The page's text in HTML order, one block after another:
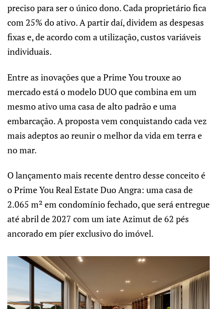
preciso para ser o único dono. Cada proprietário fica
com 25% do ativo. A partir daí, dividem as despesas
fixas e, de acordo com a utilização, custos variáveis
individuais.
Entre as inovações que a Prime You trouxe ao
mercado está o modelo DUO que combina em um
mesmo ativo uma casa de alto padrão e uma
embarcação. A proposta vem conquistando cada vez
mais adeptos ao reunir o melhor da vida em terra e
no mar.
O lançamento mais recente dentro desse conceito é
oPrime YouReal Estate Duo Angra: uma casa de
2.065 m² em condomínio fechado, que será entregue
até abril de 2027 com um iate Azimut de 62 pés
ancorado em píer exclusivo do imóvel.